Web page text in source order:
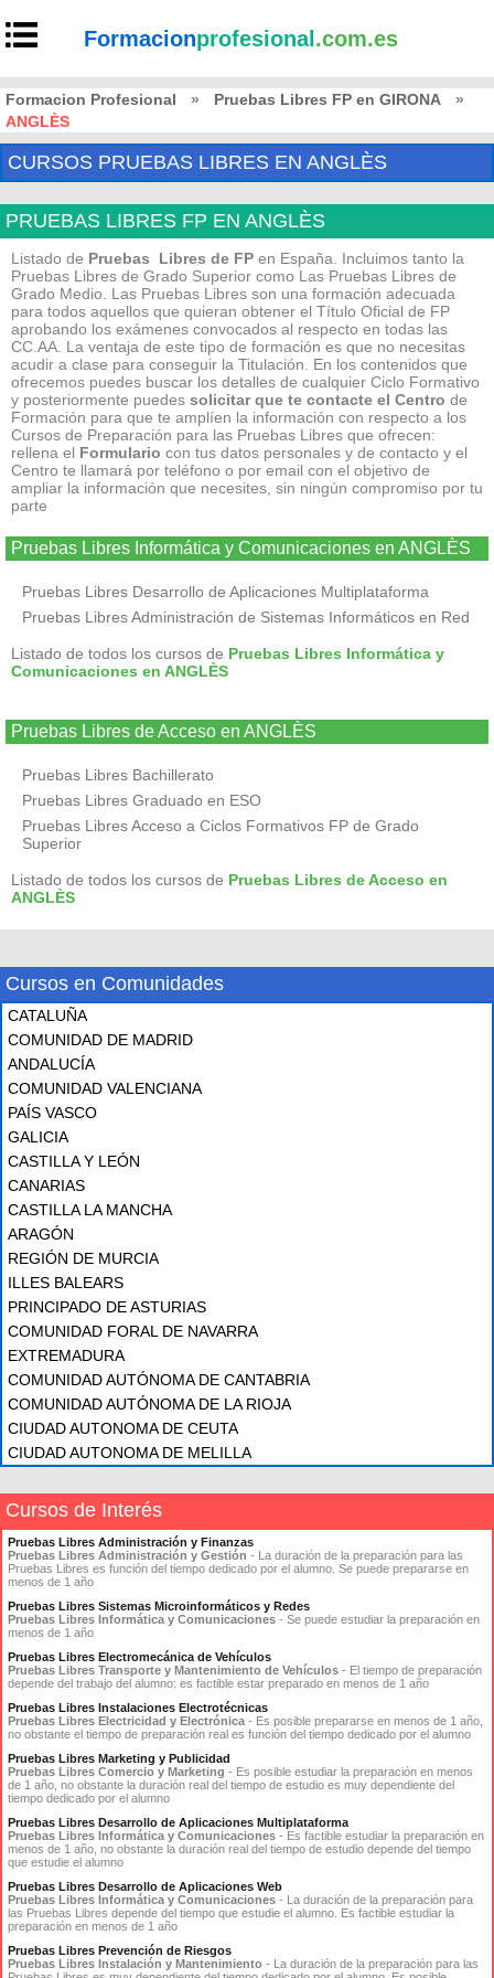
Formacionprofesional .com.es
Formacion Profesional » Pruebas Libres FP en GIRONA
»
ANGLÈS
CURSOS PRUEBAS LIBRES EN ANGLÈS
PRUEBAS LIBRES FP EN ANGLÈS
Listado de Pruebas Libres de FP en España. Incluimos tanto la
Pruebas Libres de Grado Superior como Las Pruebas Libres de
Grado Medio. Las Pruebas Libres son una formación adecuada
para todos aquellos que quieran obtener el Título Oficial de FP
aprobando los exámenes convocados al respecto en todas las
CC.AA. La ventaja de este tipo de formación es que no necesitas
acudir a clase para conseguir la Titulación. En los contenidos que
ofrecemos puedes buscar los detalles de cualquier Ciclo Formativo
y posteriormente puedes solicitar que te contacte el Centro de
Formación para que te amplíen la información con respecto a los
Cursos de Preparación para las Pruebas Libres que ofrecen:
rellena el Formulario con tus datos personales y de contacto y el
Centro te llamará por teléfono o por email con el objetivo de
ampliar la información que necesites, sin ningún compromiso por tu
parte
Pruebas Libres Informática y Comunicaciones en ANGLÈS
Pruebas Libres Desarrollo de Aplicaciones Multiplataforma
Pruebas Libres Administración de Sistemas Informáticos en Red
Listado de todos los cursos de Pruebas Libres Informática y
Comunicaciones en ANGLÈS
Pruebas Libres de Acceso en ANGLÈS
Pruebas Libres Bachillerato
Pruebas Libres Graduado en ESO
Pruebas Libres Acceso a Ciclos Formativos FP de Grado
Superior
Listado de todos los cursos de Pruebas Libres de Acceso en
ANGLÈS
Cursos en Comunidades
CATALUÑA
COMUNIDAD DE MADRID
ANDALUCÍA
COMUNIDAD VALENCIANA
PAÍS VASCO
GALICIA
CASTILLA Y LEÓN
CANARIAS
CASTILLA LA MANCHA
ARAGÓN
REGIÓN DE MURCIA
ILLES BALEARS
PRINCIPADO DE ASTURIAS
COMUNIDAD FORAL DE NAVARRA
EXTREMADURA
COMUNIDAD AUTÓNOMA DE CANTABRIA
COMUNIDAD AUTÓNOMA DE LA RIOJA
CIUDAD AUTONOMA DE CEUTA
CIUDAD AUTONOMA DE MELILLA
Cursos de Interés
Pruebas Libres Administración y Finanzas
Pruebas Libres Administración y Gestión - La duración de la preparación para las
Pruebas Libres es función del tiempo dedicado por el alumno. Se puede prepararse en
menos de 1 año
Pruebas Libres Sistemas Microinformáticos y Redes
Pruebas Libres Informática y Comunicaciones - Se puede estudiar la preparación en
menos de 1 año
Pruebas Libres Electromecánica de Vehículos
Pruebas Libres Transporte y Mantenimiento de Vehículos - El tiempo de preparación
depende del trabajo del alumno: es factible estar preparado en menos de 1 año
Pruebas Libres Instalaciones Electrotécnicas
Pruebas Libres Electricidad y Electrónica - Es posible prepararse en menos de 1 año,
no obstante el tiempo de preparación real es función del tiempo dedicado por el alumno
Pruebas Libres Marketing y Publicidad
Pruebas Libres Comercio y Marketing - Es posible estudiar la preparación en menos
de 1 año, no obstante la duración real del tiempo de estudio es muy dependiente del
tiempo dedicado por el alumno
Pruebas Libres Desarrollo de Aplicaciones Multiplataforma
Pruebas Libres Informática y Comunicaciones - Es factible estudiar la preparación en
menos de 1 año, no obstante la duración real del tiempo de estudio depende del tiempo
que estudie el alumno
Pruebas Libres Desarrollo de Aplicaciones Web
Pruebas Libres Informática y Comunicaciones - La duración de la preparación para
las Pruebas Libres depende del tiempo que estudie el alumno. Es factible estudiar la
preparación en menos de 1 año
Pruebas Libres Prevención de Riesgos
Pruebas Libres Instalación y Mantenimiento - La duración de la preparación para las